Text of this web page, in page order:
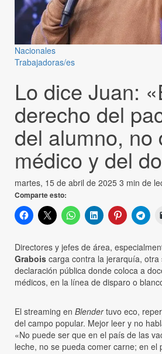
Nacionales
Trabajadoras/es
Lo dice Juan:
derecho del
del alumno, no
médico y del
martes, 15 de abril de 2025 3 min de
Comparte esto:
Directores y jefes de área,
Grabois carga contra la jerarquía, otra
declaración pública donde coloca a
médicos, en la línea de disparo o
El streaming en Blendertuvo eco,
del campo popular. Mejor leer y no
«No puede ser que en el país de las
leche, no se pueda comer carne; en el